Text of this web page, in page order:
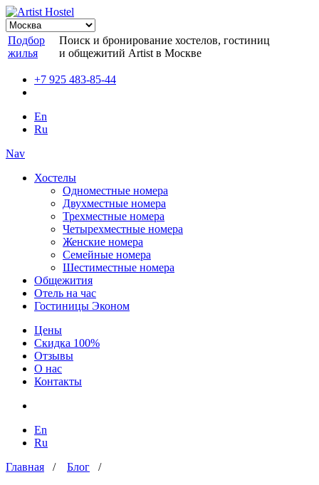
Подбор
жилья
Поиск и бронирование хостелов, гостиниц
и общежитий Artist в Москве
+7 925 483-85-44
En
Ru
Nav
Хостелы
Одноместные номера
Двухместные номера
Трехместные номера
Четырехместные номера
Женские номера
Семейные номера
Шестиместные номера
Общежития
Отель на час
Гостиницы Эконом
Цены
Скидка 100%
Отзывы
О нас
Контакты
En
Ru
Главная / Блог /